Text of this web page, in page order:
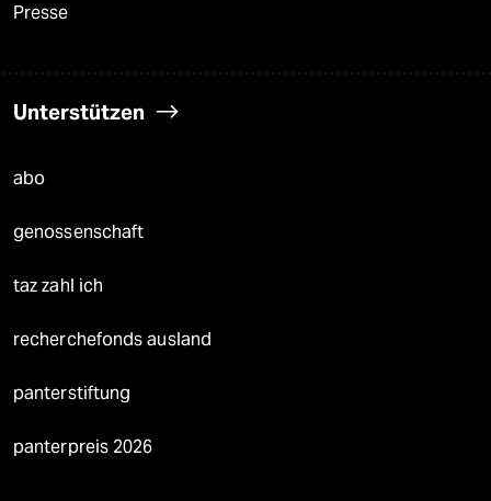
Presse
Unterstützen
abo
genossenschaft
taz zahl ich
recherchefonds ausland
panterstiftung
panterpreis 2026